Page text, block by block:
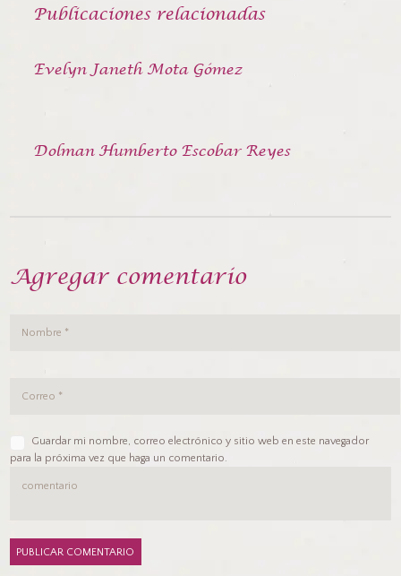
Publicaciones relacionadas
Evelyn Janeth Mota Gómez
Dolman Humberto Escobar Reyes
Agregar comentario
Guardar mi nombre, correo electrónico y sitio web en este navegador
para la próxima vez que haga un comentario.